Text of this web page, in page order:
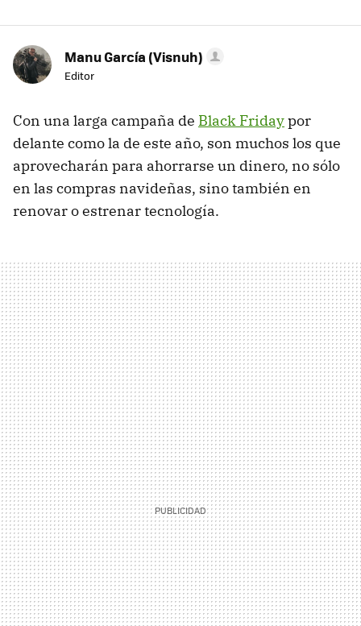
Manu García (Visnuh)
Editor
Con una larga campaña de Black Fridaypor
delante como la de este año, son muchos los que
aprovecharán para ahorrarse un dinero, no sólo
en las compras navideñas, sino también en
renovar o estrenar tecnología.